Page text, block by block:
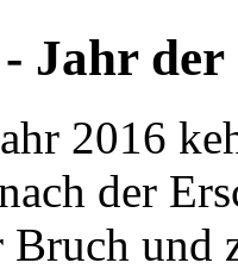
- Jahr
2016
der
Bruch und